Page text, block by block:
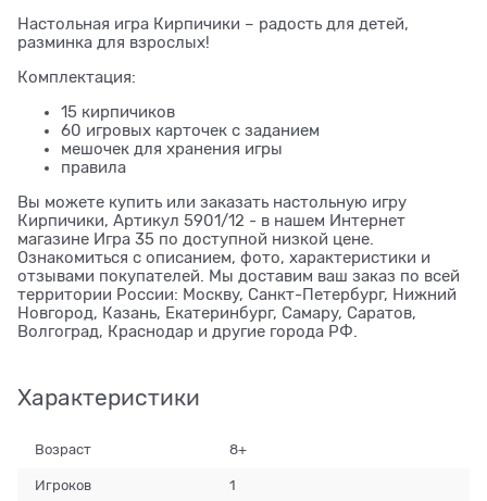
Настольная игра Кирпичики – радость для детей,
разминка для взрослых!
Комплектация:
15 кирпичиков
60 игровых карточек с заданием
мешочек для хранения игры
правила
Вы можете купить или заказать настольную игру
Кирпичики, Артикул 5901/12 - в нашем Интернет
магазине Игра 35 по доступной низкой цене.
Ознакомиться с описанием, фото, характеристики и
отзывами покупателей. Мы доставим ваш заказ по всей
территории России: Москву, Санкт-Петербург, Нижний
Новгород, Казань, Екатеринбург, Самару, Саратов,
Волгоград, Краснодар и другие города РФ.
Характеристики
Возраст 8+
Игроков 1